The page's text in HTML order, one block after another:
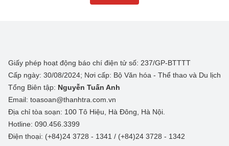
Giấy phép hoạt động báo chí điện tử số: 237/GP-BTTTT
Cấp ngày: 30/08/2024; Nơi cấp: Bộ Văn hóa - Thể thao và Du lịch
Tổng Biên tập: Nguyễn Tuấn Anh
Email: toasoan@thanhtra.com.vn
Địa chỉ tòa soạn: 100 Tô Hiệu, Hà Đông, Hà Nội.
Hotline: 090.456.3399
Điện thoại: (+84)24 3728 - 1341 / (+84)24 3728 - 1342